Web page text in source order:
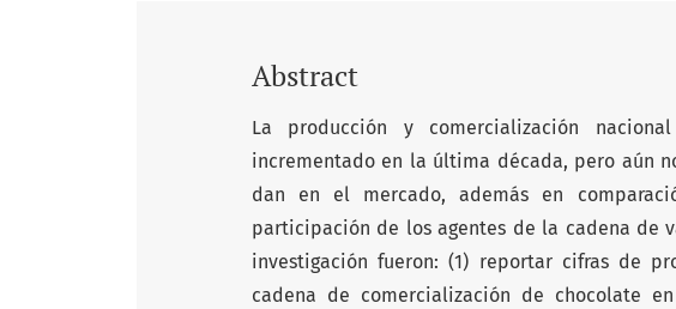
Abstract
La producción y comercialización
incrementado en la última década, pero aún
dan en el mercado, además en
participación de los agentes de la cadena de
investigación fueron: (1) reportar cifras de
cadena de comercialización de chocolate